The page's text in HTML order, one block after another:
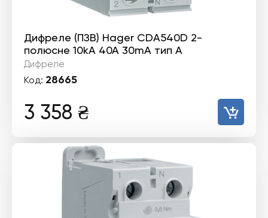
Дифреле (ПЗВ) Hager CDA540D 2-
полюсне 10kА 40А 30mA тип А
Дифреле
Код: 28665
3 358 ₴